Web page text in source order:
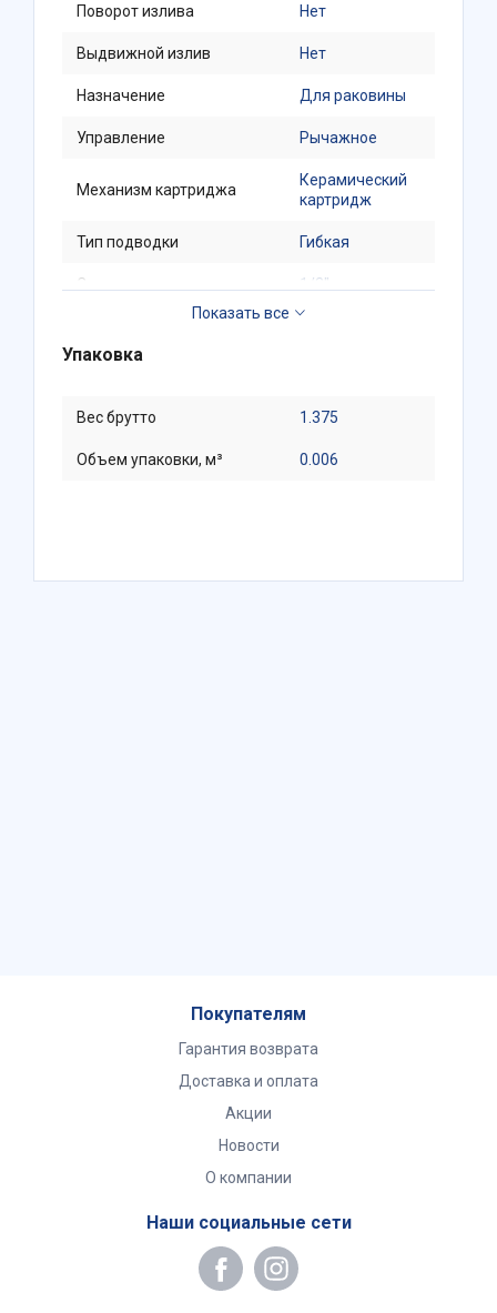
Поворот излива Нет
Выдвижной излив Нет
Назначение Для раковины
Управление Рычажное
Механизм картриджа
Керамический
картридж
Тип подводки Гибкая
Стандарт подводки 1/2"
Упаковка
Вес брутто 1.375
Объем упаковки, м³ 0.006
Покупателям
Гарантия возврата
Доставка и оплата
Акции
Новости
О компании
Наши социальные сети